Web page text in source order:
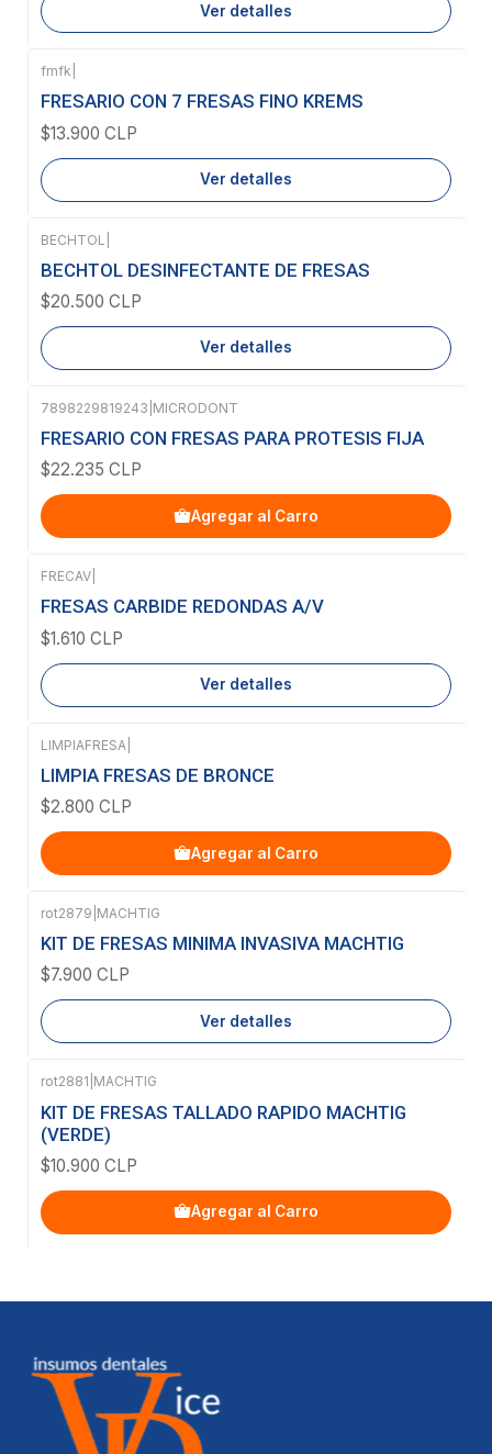
Ver detalles
Agotado
fmfk
FRESARIO CON 7 FRESAS FINO KREMS
$13.900 CLP
Ver detalles
Agotado
BECHTOL
BECHTOL DESINFECTANTE DE FRESAS
$20.500 CLP
Ver detalles
7898229819243 MICRODONT
FRESARIO CON FRESAS PARA PROTESIS FIJA
$22.235 CLP
Agregar al Carro
Agotado
FRECAV
FRESAS CARBIDE REDONDAS A/V
$1.610 CLP
Ver detalles
LIMPIAFRESA
LIMPIA FRESAS DE BRONCE
$2.800 CLP
Agregar al Carro
Agotado
rot2879 MACHTIG
KIT DE FRESAS MINIMA INVASIVA MACHTIG
$7.900 CLP
Ver detalles
rot2881 MACHTIG
KIT DE FRESAS TALLADO RAPIDO MACHTIG
(VERDE)
$10.900 CLP
Agregar al Carro